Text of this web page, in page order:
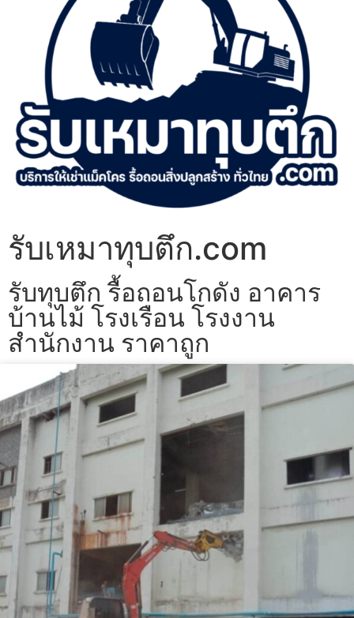
รับเหมาทุบตึก.com
รับทุบตึก รื้อถอนโกดัง อาคาร
บ้านไม้ โรงเรือน โรงงาน
สำนักงาน ราคาถูก